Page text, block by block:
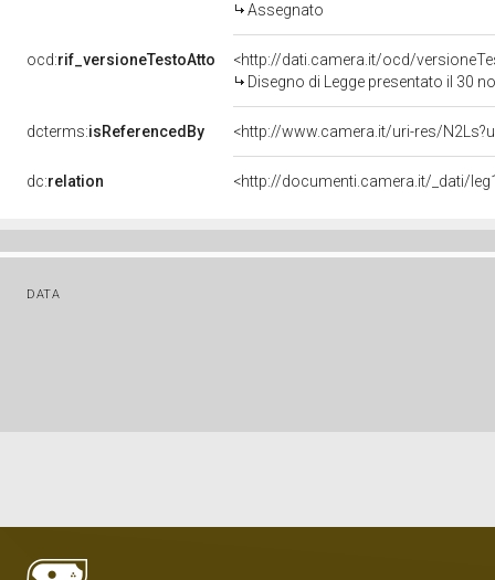
Assegnato
ocd:rif_versioneTestoAtto
<http://dati.camera.it/ocd/
Disegno di Legge presentato il 30
dcterms:isReferencedBy <http://www.camera.it/uri-res/
dc:relation <http://documenti.camera.it/_dati/
DATA